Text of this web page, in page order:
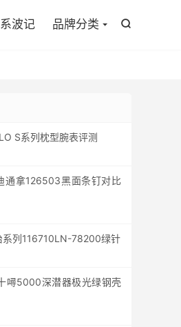

波记 品牌分类
S系列枕型腕表评测
通拿126503黑面条钉对比
系列116710LN-78200绿针
噚5000深潜器极光绿钢壳